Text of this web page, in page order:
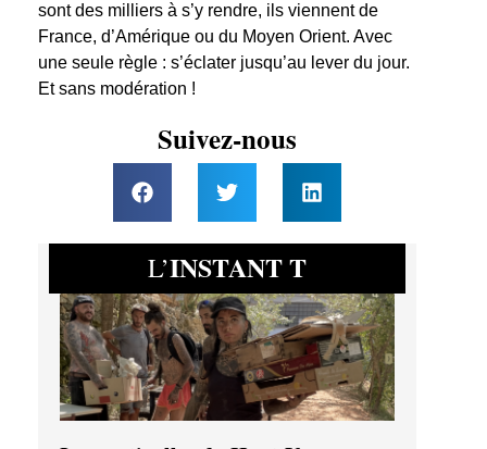
sont des milliers à s’y rendre, ils viennent de
France, d’Amérique ou du Moyen Orient. Avec
une seule règle : s’éclater jusqu’au lever du jour.
Et sans modération !
Suivez-nous
L’INSTANT T